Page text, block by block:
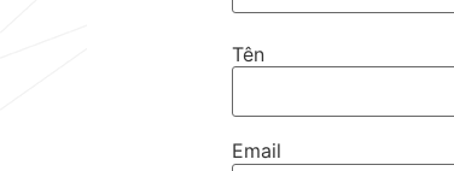
Tên
Email